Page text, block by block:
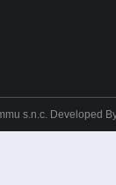
s.n.c. Developed